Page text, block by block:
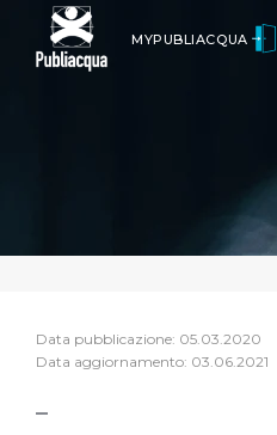
MYPUBLIACQUA
Data pubblicazione: 05.03.2020
Data aggiornamento: 03.06.2021